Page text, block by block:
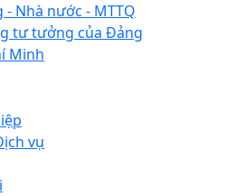
Nhà nước - MTTQ
tư tưởng của Đảng
Minh
vụ